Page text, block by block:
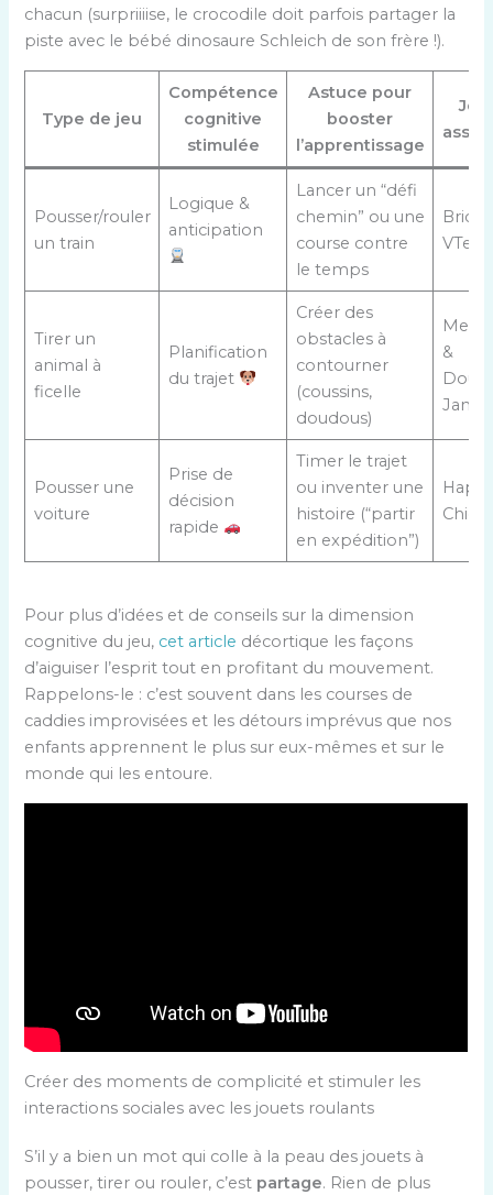
chacun (surpriiiise, le crocodile doit parfois partager la
piste avec le bébé dinosaure Schleich de son frère !).
Type de jeu
Compétence
cognitive
stimulée
Astuce pour
booster
l’apprentissage
Jeu
Pousser/rouler
un train
Logique &
anticipation
Lancer un “défi
chemin” ou une
course contre
le temps
Brio,
VTech
Tirer un
animal à
ficelle
Planification
du trajet
Créer des
obstacles à
contourner
(coussins,
doudous)
&
Doug,
Janod
Pousser une
voiture
Prise de
décision
rapide
Timer le trajet
ou inventer une
histoire (“partir
en expédition”)
Hape,
Pour plus d’idées et de conseils sur la dimension
cognitive du jeu, cet article décortique les façons
d’aiguiser l’esprit tout en profitant du mouvement.
Rappelons-le : c’est souvent dans les courses de
caddies improvisées et les détours imprévus que nos
enfants apprennent le plus sur eux-mêmes et sur le
monde qui les entoure.
Créer des moments de complicité et stimuler les
interactions sociales avec les jouets roulants
S’il y a bien un mot qui colle à la peau des jouets à
pousser, tirer ou rouler, c’est partage. Rien de plus